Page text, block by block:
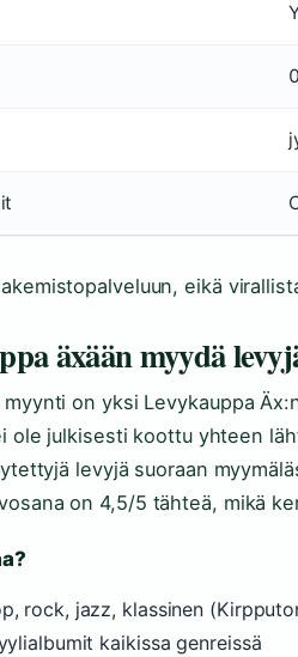
eikä
äxään myydä
on yksi Levykauppa
ole julkisesti koottu yhteen
levyjä suoraan
on 4,5/5 tähteä, mikä
rock, jazz, klassinen
kaikissa genreissä